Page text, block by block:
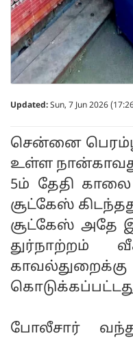
Updated: Sun, 7 Jun 2026
சென்னை
உள்ள
5ம் தேதி
சூட்கேஸ்
சூட்கேஸ் அதே
துர்நாற்றம்
போலீசார்